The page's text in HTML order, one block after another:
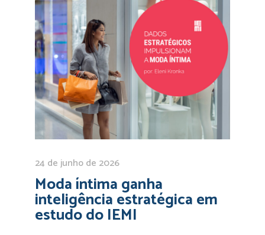
24 de junho de 2026
Moda íntima ganha
inteligência estratégica em
estudo do IEMI